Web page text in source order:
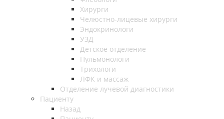
Хирурги
Челюстно-лицевые хирурги
Эндокринологи
УЗД
Детское отделение
Пульмонологи
Трихологи
ЛФК и массаж
Отделение лучевой диагностики
Пациенту
Назад